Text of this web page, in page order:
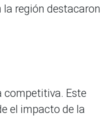
la región destacaron
competitiva. Este
el impacto de la